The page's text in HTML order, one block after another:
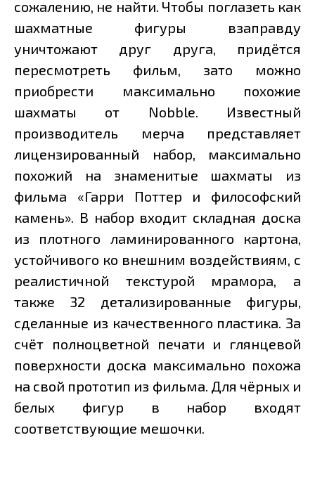
сожалению, не найти. Чтобы поглазеть как
шахматные фигуры взаправду
уничтожают друг друга, придётся
пересмотреть фильм, зато можно
приобрести максимально похожие
шахматы от Nobble. Известный
производитель мерча представляет
лицензированный набор, максимально
похожий на знаменитые шахматы из
фильма «Гарри Поттер и философский
камень». В набор входит складная доска
из плотного ламинированного картона,
устойчивого ко внешним воздействиям, с
реалистичной текстурой мрамора, а
также 32 детализированные фигуры,
сделанные из качественного пластика. За
счёт полноцветной печати и глянцевой
поверхности доска максимально похожа
на свой прототип из фильма. Для чёрных и
белых фигур в набор входят
соответствующие мешочки.